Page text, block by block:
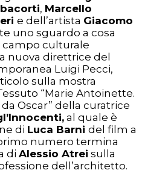
, Marcello
e dell’artista Giacomo
uno sguardo a cosa
culturale
nuova direttrice del
Luigi Pecci,
sulla mostra
“Marie Antoinette.
Oscar” della curatrice
al quale è
di Luca Barni del film a
numero termina
di Alessio Atrei sulla
dell’architetto.